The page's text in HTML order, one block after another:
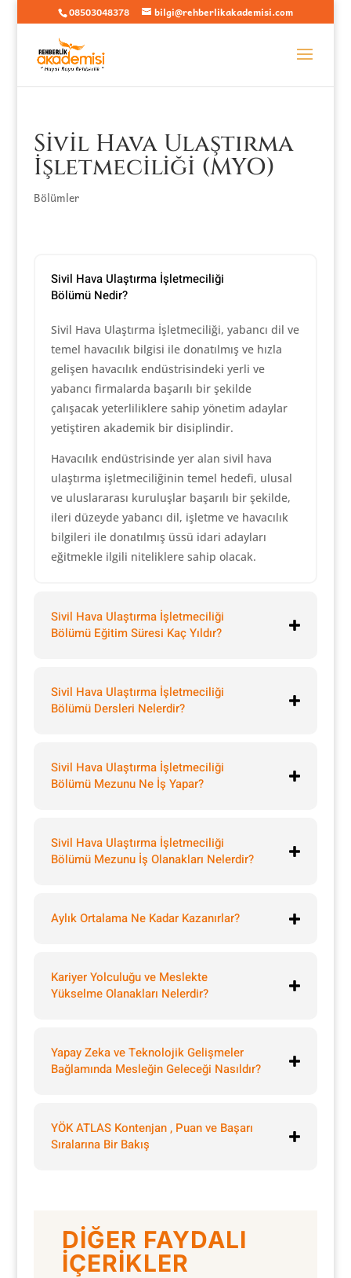
08503048378 bilgi@rehberlikakademisi.com
Sivil Hava Ulaştırma
İşletmeciliği (MYO)
Bölümler
Sivil Hava Ulaştırma İşletmeciliği
Bölümü Nedir?
Sivil Hava Ulaştırma İşletmeciliği, yabancı dil ve
temel havacılık bilgisi ile donatılmış ve hızla
gelişen havacılık endüstrisindeki yerli ve
yabancı firmalarda başarılı bir şekilde
çalışacak yeterliliklere sahip yönetim adaylar
yetiştiren akademik bir disiplindir.
Havacılık endüstrisinde yer alan sivil hava
ulaştırma işletmeciliğinin temel hedefi, ulusal
ve uluslararası kuruluşlar başarılı bir şekilde,
ileri düzeyde yabancı dil, işletme ve havacılık
bilgileri ile donatılmış üssü idari adayları
eğitmekle ilgili niteliklere sahip olacak.
Sivil Hava Ulaştırma İşletmeciliği
Bölümü Eğitim Süresi Kaç Yıldır?
Sivil Hava Ulaştırma İşletmeciliği
Bölümü Dersleri Nelerdir?
Sivil Hava Ulaştırma İşletmeciliği
Bölümü Mezunu Ne İş Yapar?
Sivil Hava Ulaştırma İşletmeciliği
Bölümü Mezunu İş Olanakları Nelerdir?
Aylık Ortalama Ne Kadar Kazanırlar?
Kariyer Yolculuğu ve Meslekte
Yükselme Olanakları Nelerdir?
Yapay Zeka ve Teknolojik Gelişmeler
Bağlamında Mesleğin Geleceği Nasıldır?
YÖK ATLAS Kontenjan , Puan ve Başarı
Sıralarına Bir Bakış
DİĞER FAYDALI
İÇERİKLER